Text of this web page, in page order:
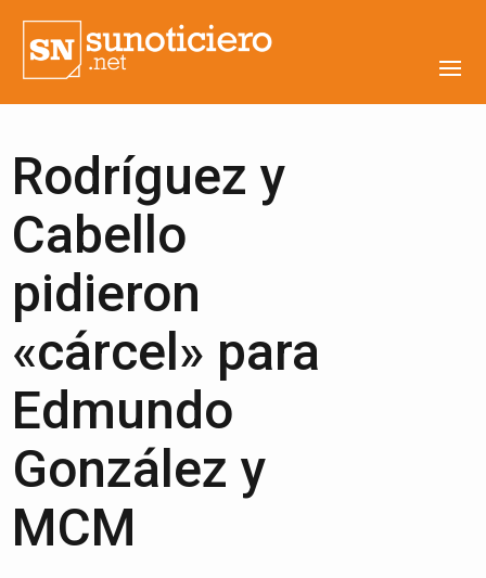
Rodríguez y
Cabello
pidieron
«cárcel» para
Edmundo
González y
MCM